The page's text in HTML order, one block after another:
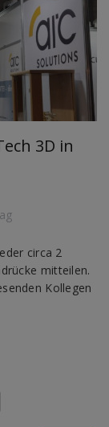
3D in
circa 2
mitteilen.
Kollegen